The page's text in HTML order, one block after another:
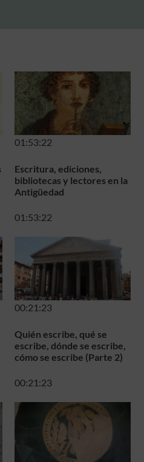
01:53:22
Escritura, ediciones,
bibliotecas y lectores en la
Antigüedad
01:53:22
00:21:23
Quién escribe, qué se
escribe, dónde se escribe,
cómo se escribe (Parte 2)
00:21:23